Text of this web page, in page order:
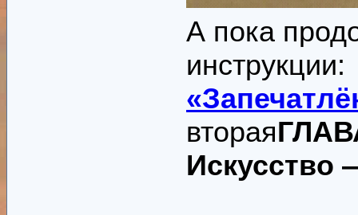
А пока
вторая
Искусство